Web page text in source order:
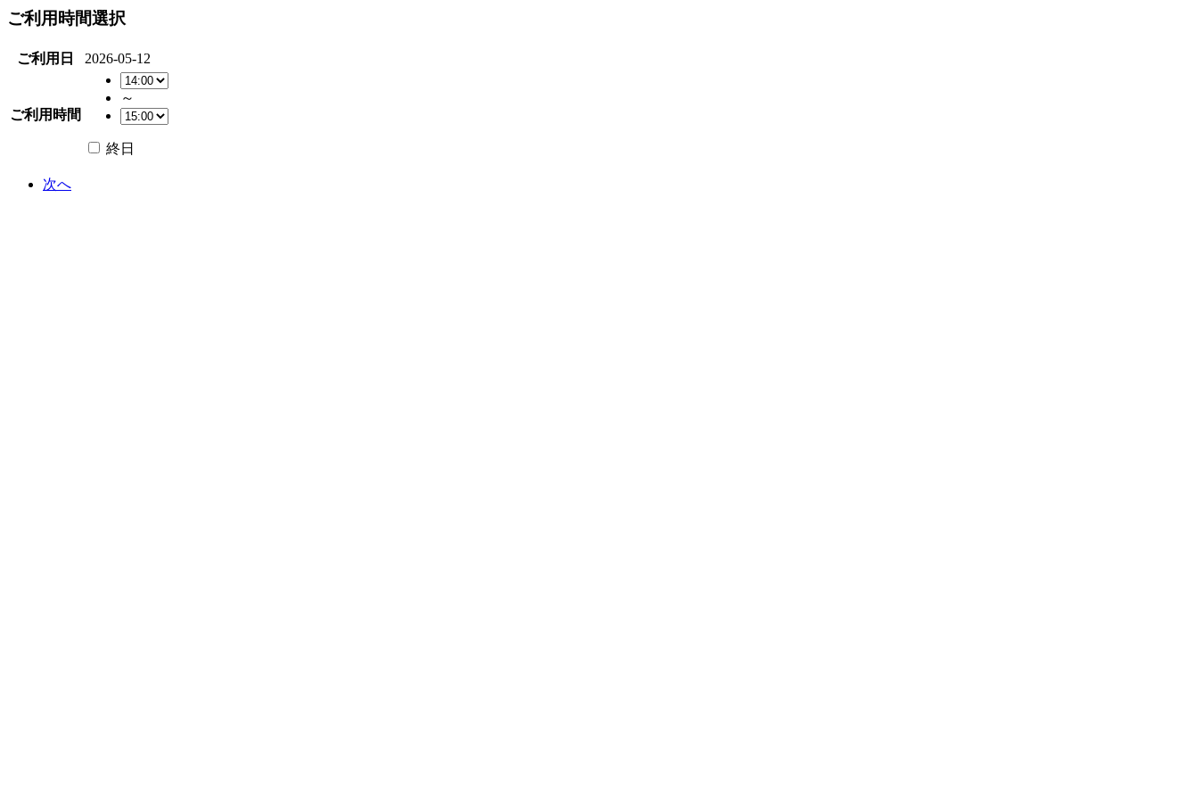
ご利用時間選択
ご利用日 2026-05-12
ご利用時間
～
終日
次へ